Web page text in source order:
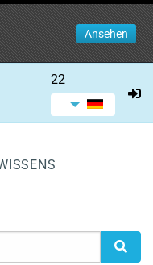
Ansehen
22